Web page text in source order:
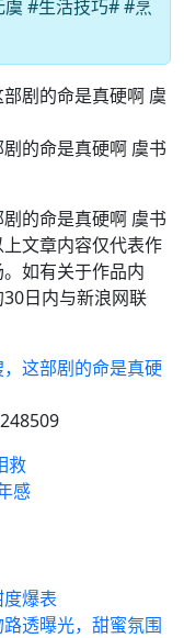
#生活技巧# #烹
的命是真硬啊 虞书
的命是真硬啊 虞书
文章内容仅代表作
如有关于作品内
日内与新浪网联
这部剧的命是真硬
救
感
爆表
透曝光，甜蜜氛围